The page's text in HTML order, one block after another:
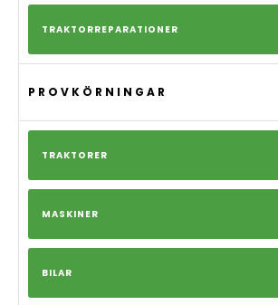
TRAKTORREPARATIONER
PROVKÖRNINGAR
TRAKTORER
MASKINER
BILAR